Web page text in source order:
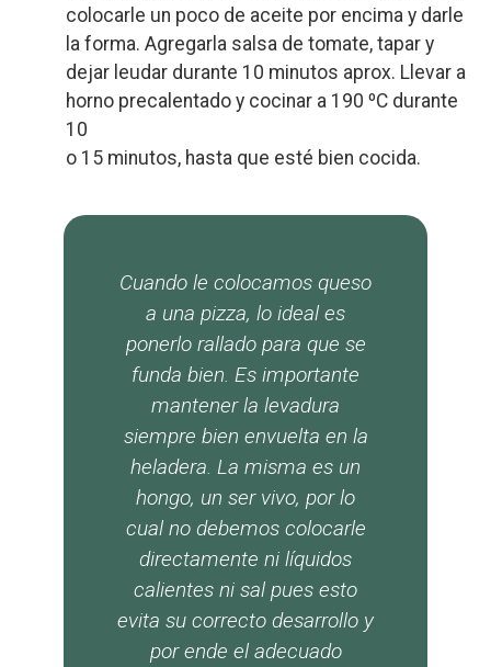
colocarle un poco de aceite por encima y darle
la forma. Agregarla salsa de tomate, tapar y
dejar leudar durante 10 minutos aprox. Llevar a
horno precalentado y cocinar a 190 ºC durante
10
o 15 minutos, hasta que esté bien cocida.
Cuando le colocamos queso
a una pizza, lo ideal es
ponerlo rallado para que se
funda bien. Es importante
mantener la levadura
siempre bien envuelta en la
heladera. La misma es un
hongo, un ser vivo, por lo
cual no debemos colocarle
directamente ni líquidos
calientes ni sal pues esto
evita su correcto desarrollo y
por ende el adecuado